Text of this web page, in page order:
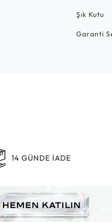
Şık Kutu
Garanti
14 GÜNDE İADE